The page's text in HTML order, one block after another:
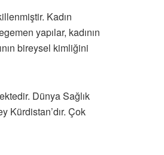
Kadın
yapılar, kadının
bireysel kimliğini
Dünya Sağlık
Kürdistan’dır. Çok